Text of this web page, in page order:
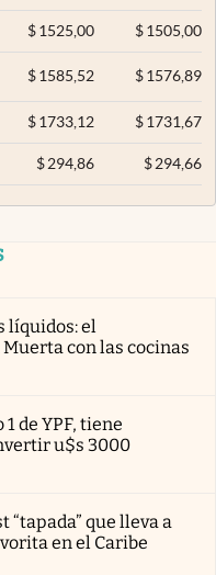
$ 1525,00 $1505,00
$ 1585,52 $1576,89
$ 1733,12 $1731,67
$ 294,86 $294,66
líquidos: el
con las cocinas
de YPF, tiene
u$s 3000
“tapada” que lleva a
en el Caribe